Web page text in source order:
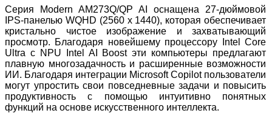
Серия Modern AM273Q/QP AI оснащена 27-дюймовой
IPS-панелью WQHD (2560 x 1440), которая обеспечивает
кристально чистое изображение и захватывающий
просмотр. Благодаря новейшему процессору Intel Core
Ultra с NPU Intel AI Boost эти компьютеры предлагают
плавную многозадачность и расширенные возможности
ИИ. Благодаря интеграции Microsoft Copilot пользователи
могут упростить свои повседневные задачи и повысить
продуктивность с помощью интуитивно понятных
функций на основе искусственного интеллекта.